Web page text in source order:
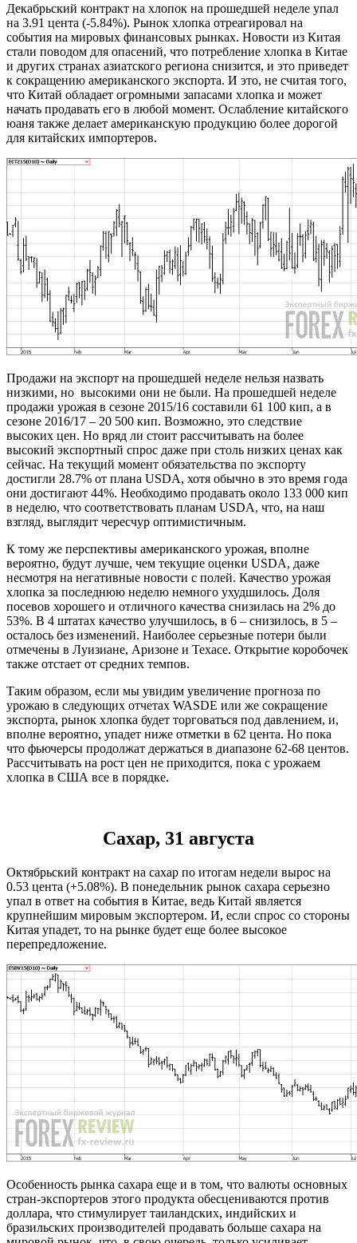
Декабрьский контракт на хлопок на прошедшей неделе упал
на 3.91 цента (-5.84%). Рынок хлопка отреагировал на
события на мировых финансовых рынках. Новости из Китая
стали поводом для опасений, что потребление хлопка в Китае
и других странах азиатского региона снизится, и это приведет
к сокращению американского экспорта. И это, не считая того,
что Китай обладает огромными запасами хлопка и может
начать продавать его в любой момент. Ослабление китайского
юаня также делает американскую продукцию более дорогой
для китайских импортеров.
Продажи на экспорт на прошедшей неделе нельзя назвать
низкими, но высокими они не были. На прошедшей неделе
продажи урожая в сезоне 2015/16 составили 61 100 кип, а в
сезоне 2016/17 – 20 500 кип. Возможно, это следствие
высоких цен. Но вряд ли стоит рассчитывать на более
высокий экспортный спрос даже при столь низких ценах как
сейчас. На текущий момент обязательства по экспорту
достигли 28.7% от плана USDA, хотя обычно в это время года
они достигают 44%. Необходимо продавать около 133 000 кип
в неделю, что соответствовать планам USDA, что, на наш
взгляд, выглядит чересчур оптимистичным.
К тому же перспективы американского урожая, вполне
вероятно, будут лучше, чем текущие оценки USDA, даже
несмотря на негативные новости с полей. Качество урожая
хлопка за последнюю неделю немного ухудшилось. Доля
посевов хорошего и отличного качества снизилась на 2% до
53%. В 4 штатах качество улучшилось, в 6 – снизилось, в 5 –
осталось без изменений. Наиболее серьезные потери были
отмечены в Луизиане, Аризоне и Техасе. Открытие коробочек
также отстает от средних темпов.
Таким образом, если мы увидим увеличение прогноза по
урожаю в следующих отчетах WASDE или же сокращение
экспорта, рынок хлопка будет торговаться под давлением, и,
вполне вероятно, упадет ниже отметки в 62 цента. Но пока
что фьючерсы продолжат держаться в диапазоне 62-68 центов.
Рассчитывать на рост цен не приходится, пока с урожаем
хлопка в США все в порядке.
Сахар, 31 августа
Октябрьский контракт на сахар по итогам недели вырос на
0.53 цента (+5.08%). В понедельник рынок сахара серьезно
упал в ответ на события в Китае, ведь Китай является
крупнейшим мировым экспортером. И, если спрос со стороны
Китая упадет, то на рынке будет еще более высокое
перепредложение.
Особенность рынка сахара еще и в том, что валюты основных
стран-экспортеров этого продукта обесцениваются против
доллара, что стимулирует таиландских, индийских и
бразильских производителей продавать больше сахара на